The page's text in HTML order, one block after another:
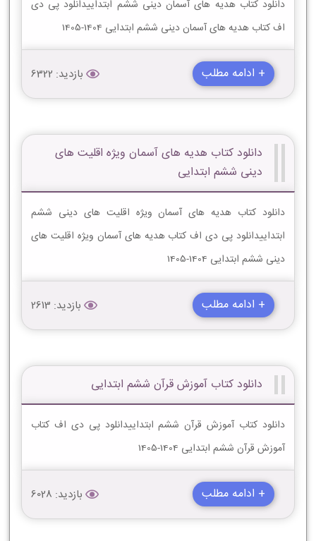
دانلود کتاب هدیه های آسمان دینی ششم ابتداییدانلود پی دی
اف کتاب هدیه های آسمان دینی ششم ابتدایی 1404-1405
+ ادامه مطلب بازدید: 6322
دانلود کتاب هدیه های آسمان ویژه اقلیت های
دینی ششم ابتدایی
دانلود کتاب هدیه های آسمان ویژه اقلیت های دینی ششم
ابتداییدانلود پی دی اف کتاب هدیه های آسمان ویژه اقلیت های
دینی ششم ابتدایی 1404-1405
+ ادامه مطلب بازدید: 2613
دانلود کتاب آموزش قرآن ششم ابتدایی
دانلود کتاب آموزش قرآن ششم ابتداییدانلود پی دی اف کتاب
آموزش قرآن ششم ابتدایی 1404-1405
+ ادامه مطلب بازدید: 6028